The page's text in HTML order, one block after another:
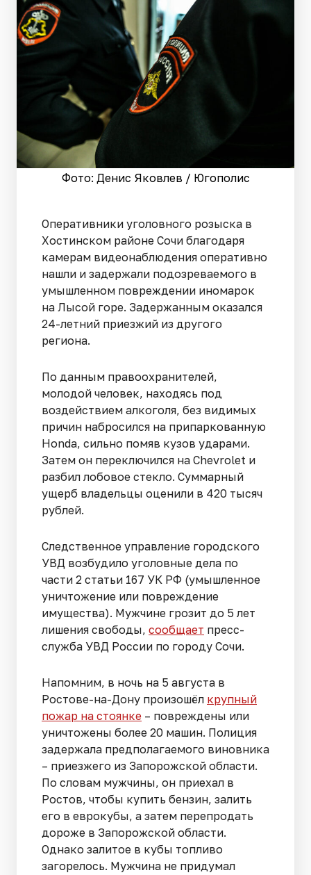
Фото: Денис Яковлев / Югополис
Оперативники уголовного розыска в
Хостинском районе Сочи благодаря
камерам видеонаблюдения оперативно
нашли и задержали подозреваемого в
умышленном повреждении иномарок
на Лысой горе. Задержанным оказался
24-летний приезжий из другого
региона.
По данным правоохранителей,
молодой человек, находясь под
воздействием алкоголя, без видимых
причин набросился на припаркованную
Honda, сильно помяв кузов ударами.
Затем он переключился на Chevrolet и
разбил лобовое стекло. Суммарный
ущерб владельцы оценили в 420 тысяч
рублей.
Следственное управление городского
УВД возбудило уголовные дела по
части 2 статьи 167 УК РФ (умышленное
уничтожение или повреждение
имущества). Мужчине грозит до 5 лет
лишения свободы, сообщает пресс-
служба УВД России по городу Сочи.
Напомним, в ночь на 5 августа в
Ростове-на-Дону произошёл крупный
пожар на стоянке – повреждены или
уничтожены более 20 машин. Полиция
задержала предполагаемого виновника
– приезжего из Запорожской области.
По словам мужчины, он приехал в
Ростов, чтобы купить бензин, залить
его в еврокубы, а затем перепродать
дороже в Запорожской области.
Однако залитое в кубы топливо
загорелось. Мужчина не придумал